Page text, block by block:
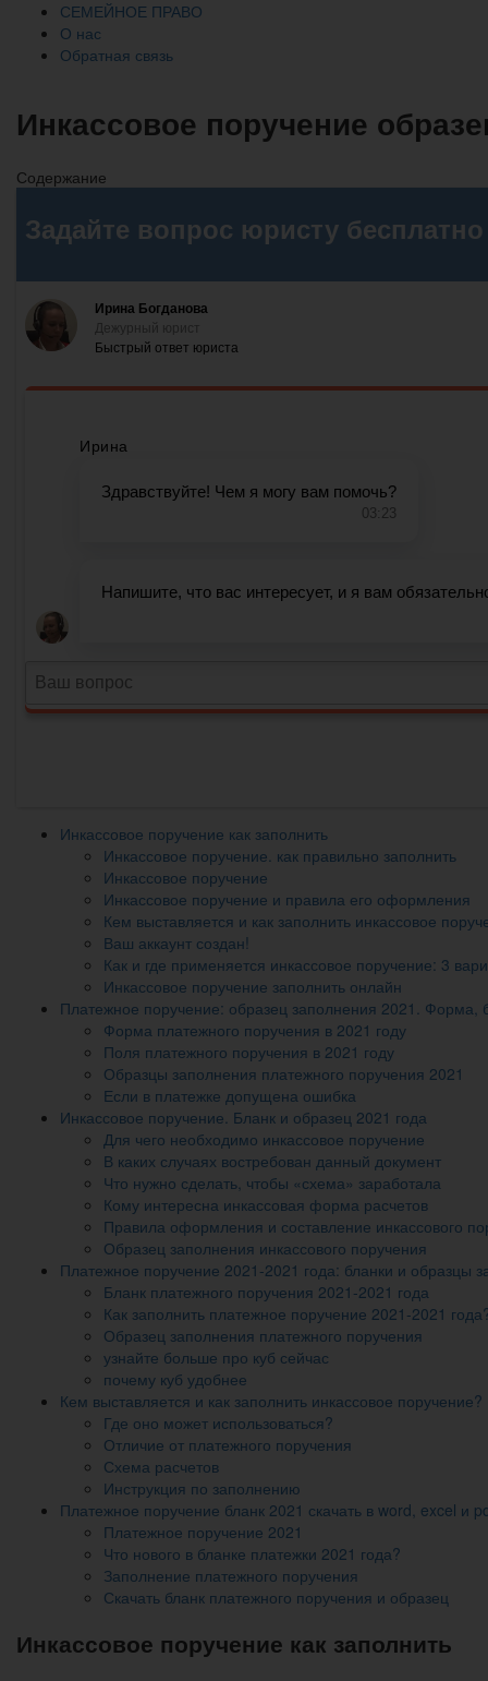
СЕМЕЙНОЕ ПРАВО
О нас
Обратная связь
Инкассовое поручение
Содержание
Инкассовое поручение как заполнить
Инкассовое поручение. как правильно заполнить
Инкассовое поручение
Инкассовое поручение и правила его оформления
Кем выставляется и как заполнить инкассовое
Ваш аккаунт создан!
Как и где применяется инкассовое поручение: 3
Инкассовое поручение заполнить онлайн
Платежное поручение: образец заполнения 2021. Форма,
Форма платежного поручения в 2021 году
Поля платежного поручения в 2021 году
Образцы заполнения платежного поручения 2021
Если в платежке допущена ошибка
Инкассовое поручение. Бланк и образец 2021 года
Для чего необходимо инкассовое поручение
В каких случаях востребован данный документ
Что нужно сделать, чтобы «схема» заработала
Кому интересна инкассовая форма расчетов
Правила оформления и составление инкассового
Образец заполнения инкассового поручения
Платежное поручение 2021-2021 года: бланки и образцы
Бланк платежного поручения 2021-2021 года
Как заполнить платежное поручение 2021-2021
Образец заполнения платежного поручения
узнайте больше про куб сейчас
почему куб удобнее
Кем выставляется и как заполнить инкассовое поручение?
Где оно может использоваться?
Отличие от платежного поручения
Схема расчетов
Инструкция по заполнению
Платежное поручение бланк 2021 скачать в word, excel и
Платежное поручение 2021
Что нового в бланке платежки 2021 года?
Заполнение платежного поручения
Скачать бланк платежного поручения и образец
Инкассовое поручение как заполнить